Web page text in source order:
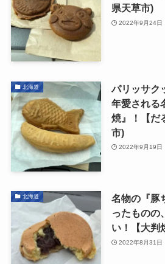
県天草市)
2022年9月24日
北海道
パリッサク
年愛される
焼』！【だ
市)
2022年9月19日
北海道
名物の『豚
ったものの
い！【大判
2022年8月31日